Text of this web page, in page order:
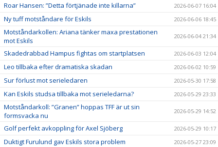
Roar Hansen: ”Detta förtjänade inte killarna” 2026-06-07 16:04
Ny tuff motståndare för Eskils 2026-06-06 18:45
Motståndarkollen: Ariana tänker maxa prestationen
mot Eskils
2026-06-04 21:34
Skadedrabbad Hampus fightas om startplatsen 2026-06-03 12:04
Leo tillbaka efter dramatiska skadan 2026-06-02 10:59
Sur förlust mot serieledaren 2026-05-30 17:58
Kan Eskils studsa tillbaka mot serieledarna? 2026-05-29 23:33
Motståndarkoll: ”Granen” hoppas TFF är ut sin
formsvacka nu
2026-05-29 14:52
Golf perfekt avkoppling för Axel Sjöberg 2026-05-29 10:17
Duktigt Furulund gav Eskils stora problem 2026-05-27 23:09